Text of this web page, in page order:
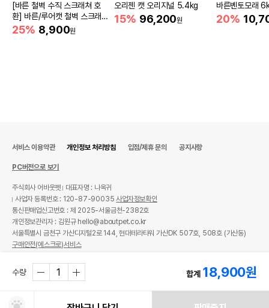
[바른 철벽 수직 스크래쳐 호
환] 바른/루어캣 철벽 스크래
쳐 리필
25% 8,900원
오리젠 캣 오리지널 5.4kg
15% 96,200원
바른벤토모래
20%
수량 합계 18,900원
서비스 이용약관 개인정보 처리방침 입점/제휴 문의 공지사항
PC버전으로 보기
주식회사 어바웃펫
대표자명 : 나옥귀
사업자 등록번호 : 120-87-90035사업자정보확인
통신판매업신고번호 : 제 2025-서울금천-2382호
개인정보관리자 : 김원규 hello@aboutpet.co.kr
서울특별시 금천구 가산디지털2로 144, 현대테라타워 가산DK 507호, 508호 (가산동)
구매안전(에스크로)서비스